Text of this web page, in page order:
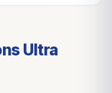
Ultra